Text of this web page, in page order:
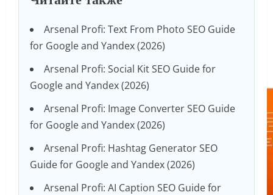
Arsenal Profi: Text From Photo SEO Guide
for Google and Yandex (2026)
Arsenal Profi: Social Kit SEO Guide for
Google and Yandex (2026)
Arsenal Profi: Image Converter SEO Guide
for Google and Yandex (2026)
Arsenal Profi: Hashtag Generator SEO
Guide for Google and Yandex (2026)
Arsenal Profi: AI Caption SEO Guide for